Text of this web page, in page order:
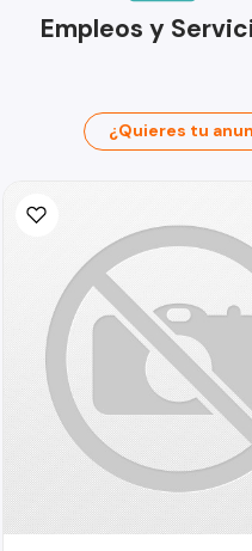
Empleos y
¿Quieres tu